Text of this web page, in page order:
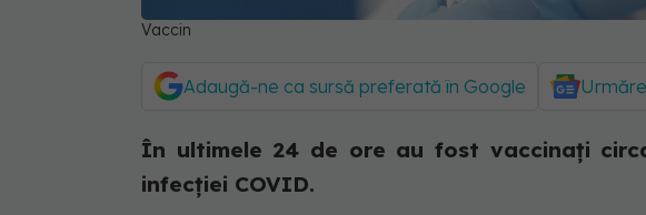
Vaccin
Adaugă-ne ca sursă preferată în Google
În ultimele 24 de ore au fost vaccinați
infecției COVID.